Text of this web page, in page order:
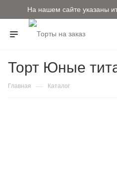
На нашем сайте указаны
Торт Юные
Главная — Каталог